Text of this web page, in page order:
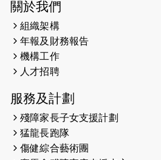
2026-05-22
2026-05-21
2026-05-14
（19:00開始）
2026-05-07
關於我們
組織架構
年報及財務報告
機構工作
人才招聘
服務及計劃
殘障家長子女支援計劃
猛龍長跑隊
傷健綜合藝術團